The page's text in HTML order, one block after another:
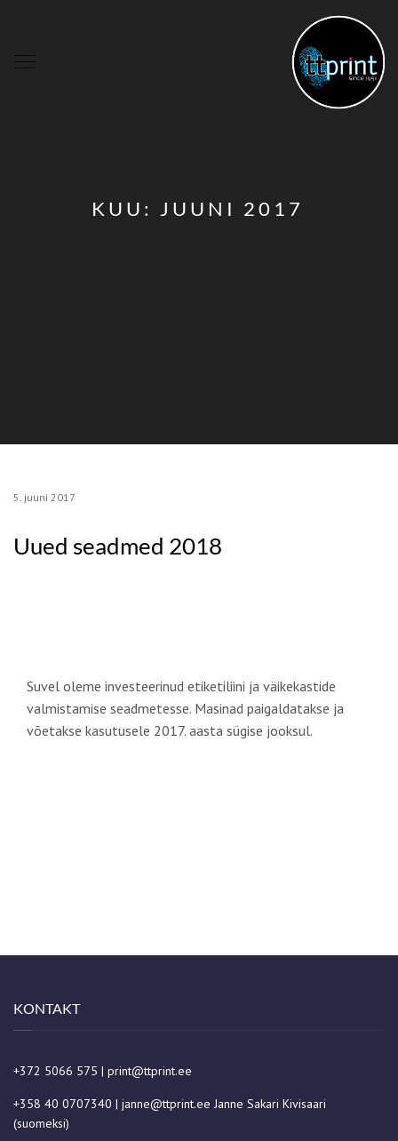
KUU: JUUNI 2017
5. juuni 2017
Uued seadmed 2018
Suvel oleme investeerinud etiketiliini ja väikekastide
valmistamise seadmetesse. Masinad paigaldatakse ja
võetakse kasutusele 2017. aasta sügise jooksul.
KONTAKT
+372 5066 575 | print@ttprint.ee
+358 40 0707340 | janne@ttprint.ee Janne Sakari Kivisaari
(suomeksi)